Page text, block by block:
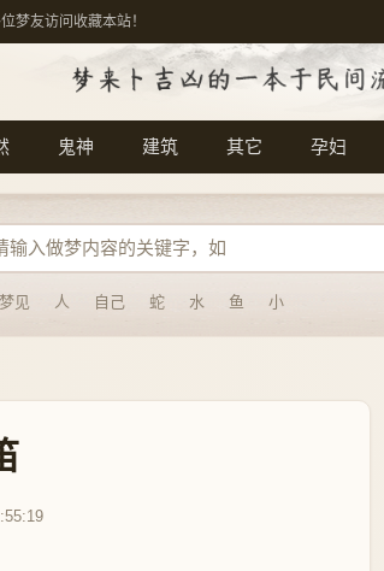
梦友访问收藏本站！
鬼神 建筑 其它 孕妇
梦见 人 自己 蛇 水 鱼 小